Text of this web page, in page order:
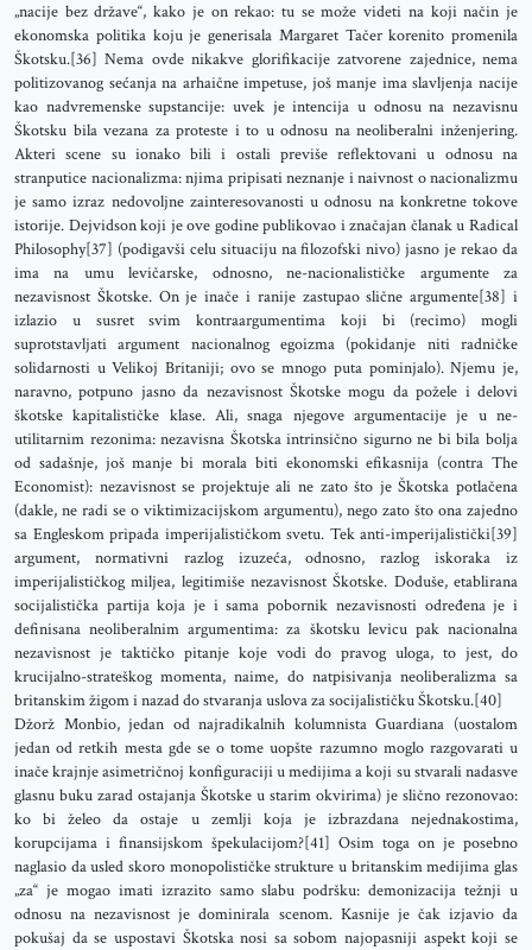
„nacije bez države“, kako je on rekao: tu se može videti na koji način je
ekonomska politika koju je generisala Margaret Tačer korenito promenila
Škotsku.[36] Nema ovde nikakve glorifikacije zatvorene zajednice, nema
politizovanog sećanja na arhaične impetuse, još manje ima slavljenja nacije
kao nadvremenske supstancije: uvek je intencija u odnosu na nezavisnu
Škotsku bila vezana za proteste i to u odnosu na neoliberalni inženjering.
Akteri scene su ionako bili i ostali previše reflektovani u odnosu na
stranputice nacionalizma: njima pripisati neznanje i naivnost o nacionalizmu
je samo izraz nedovoljne zainteresovanosti u odnosu na konkretne tokove
istorije. Dejvidson koji je ove godine publikovao i značajan članak u Radical
Philosophy[37] (podigavši celu situaciju na filozofski nivo) jasno je rekao da
ima na umu levičarske, odnosno, ne-nacionalističke argumente za
nezavisnost Škotske. On je inače i ranije zastupao slične argumente[38] i
izlazio u susret svim kontraargumentima koji bi (recimo) mogli
suprotstavljati argument nacionalnog egoizma (pokidanje niti radničke
solidarnosti u Velikoj Britaniji; ovo se mnogo puta pominjalo). Njemu je,
naravno, potpuno jasno da nezavisnost Škotske mogu da požele i delovi
škotske kapitalističke klase. Ali, snaga njegove argumentacije je u ne-
utilitarnim rezonima: nezavisna Škotska intrinsično sigurno ne bi bila bolja
od sadašnje, još manje bi morala biti ekonomski efikasnija (contra The
Economist): nezavisnost se projektuje ali ne zato što je Škotska potlačena
(dakle, ne radi se o viktimizacijskom argumentu), nego zato što ona zajedno
sa Engleskom pripada imperijalističkom svetu. Tek anti-imperijalistički[39]
argument, normativni razlog izuzeća, odnosno, razlog iskoraka iz
imperijalističkog miljea, legitimiše nezavisnost Škotske. Doduše, etablirana
socijalistička partija koja je i sama pobornik nezavisnosti određena je i
definisana neoliberalnim argumentima: za škotsku levicu pak nacionalna
nezavisnost je taktičko pitanje koje vodi do pravog uloga, to jest, do
krucijalno-strateškog momenta, naime, do natpisivanja neoliberalizma sa
britanskim žigom i nazad do stvaranja uslova za socijalističku Škotsku.[40]
Džorž Monbio, jedan od najradikalnih kolumnista Guardiana (uostalom
jedan od retkih mesta gde se o tome uopšte razumno moglo razgovarati u
inače krajnje asimetričnoj konfiguraciji u medijima a koji su stvarali nadasve
glasnu buku zarad ostajanja Škotske u starim okvirima) je slično rezonovao:
ko bi želeo da ostaje u zemlji koja je izbrazdana nejednakostima,
korupcijama i finansijskom špekulacijom?[41] Osim toga on je posebno
naglasio da usled skoro monopolističke strukture u britanskim medijima glas
„za“ je mogao imati izrazito samo slabu podršku: demonizacija težnji u
odnosu na nezavisnost je dominirala scenom. Kasnije je čak izjavio da
pokušaj da se uspostavi Škotska nosi sa sobom najopasniji aspekt koji se